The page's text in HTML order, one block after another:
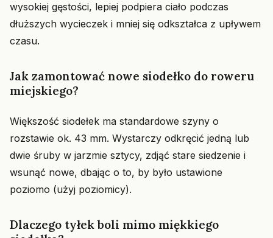
wysokiej gęstości, lepiej podpiera ciało podczas
dłuższych wycieczek i mniej się odkształca z upływem
czasu.
Jak zamontować nowe siodełko do roweru
miejskiego?
Większość siodełek ma standardowe szyny o
rozstawie ok. 43 mm. Wystarczy odkręcić jedną lub
dwie śruby w jarzmie sztycy, zdjąć stare siedzenie i
wsunąć nowe, dbając o to, by było ustawione
poziomo (użyj poziomicy).
Dlaczego tyłek boli mimo miękkiego